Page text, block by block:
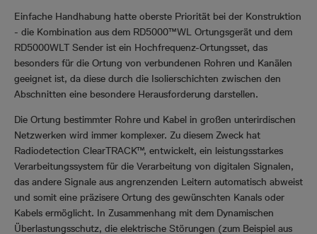
Einfache Handhabung hatte oberste Priorität bei der Konstruktion
- die Kombination aus dem RD5000™WL Ortungsgerät und dem
RD5000WLT Sender ist ein Hochfrequenz-Ortungsset, das
besonders für die Ortung von verbundenen Rohren und Kanälen
geeignet ist, da diese durch die Isolierschichten zwischen den
Abschnitten eine besondere Herausforderung darstellen.
Die Ortung bestimmter Rohre und Kabel in großen unterirdischen
Netzwerken wird immer komplexer. Zu diesem Zweck hat
Radiodetection ClearTRACK™, entwickelt, ein leistungsstarkes
Verarbeitungssystem für die Verarbeitung von digitalen Signalen,
das andere Signale aus angrenzenden Leitern automatisch abweist
und somit eine präzisere Ortung des gewünschten Kanals oder
Kabels ermöglicht. In Zusammenhang mit dem Dynamischen
Überlastungsschutz, die elektrische Störungen (zum Beispiel aus